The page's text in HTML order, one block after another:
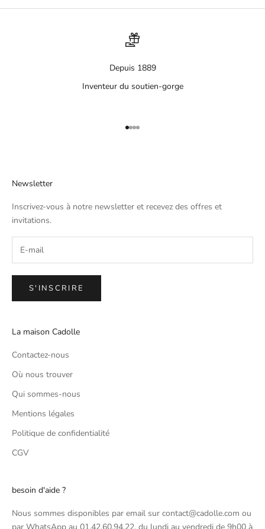
Depuis 1889
Inventeur du soutien-gorge
Aller à l'élément 1
Aller à l'élément 2
Aller à l'élément 3
Aller à l'élément 4
Newsletter
Inscrivez-vous à notre newsletter et recevez des offres et
invitations.
S'INSCRIRE
La maison Cadolle
Contactez-nous
Où nous trouver
Qui sommes-nous
Mentions légales
Politique de confidentialité
CGV
besoin d'aide ?
Nous sommes disponibles par email sur contact@cadolle.com ou